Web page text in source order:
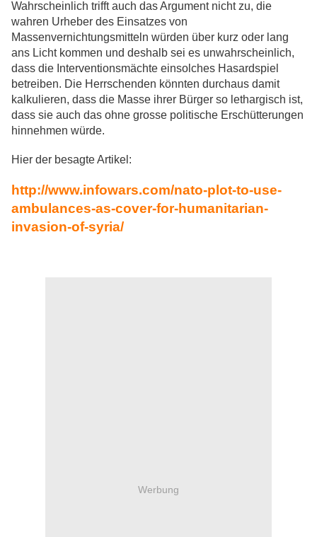
Wahrscheinlich trifft auch das Argument nicht zu, die
wahren Urheber des Einsatzes von
Massenvernichtungsmitteln würden über kurz oder lang
ans Licht kommen und deshalb sei es unwahrscheinlich,
dass die Interventionsmächte einsolches Hasardspiel
betreiben. Die Herrschenden könnten durchaus damit
kalkulieren, dass die Masse ihrer Bürger so lethargisch ist,
dass sie auch das ohne grosse politische Erschütterungen
hinnehmen würde.
Hier der besagte Artikel:
http://www.infowars.com/nato-plot-to-use-
ambulances-as-cover-for-humanitarian-
invasion-of-syria/
Werbung